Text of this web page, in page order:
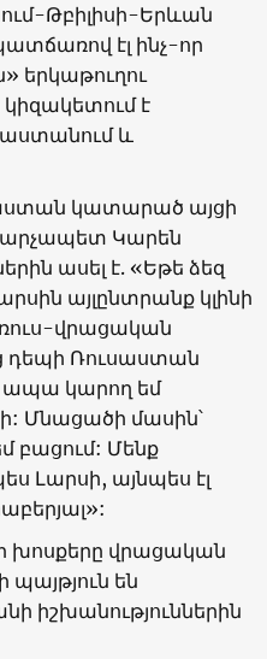
Թբիլիսի-Երևան
պատճառով էլ ինչ-որ
երկաթուղու
է
և
կատարած այցի
Կարեն
ասել է. «Եթե ձեզ
այլընտրանք կլինի
վրացական
դեպի Ռուսաստան
ապա կարող եմ
Մնացածի մասին՝
բացում: Մենք
Լարսի, այնպես էլ
վրացական
պայթյուն են
իշխանություններին